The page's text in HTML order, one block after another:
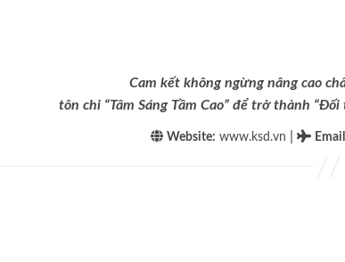
Cam kết không ngừng nâng cao
tôn chỉ “Tâm Sáng Tầm Cao” để trở thành
Website: www.ksd.vn Email